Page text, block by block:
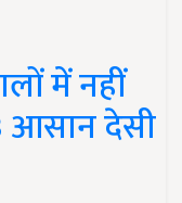
में नहीं
आसान देसी